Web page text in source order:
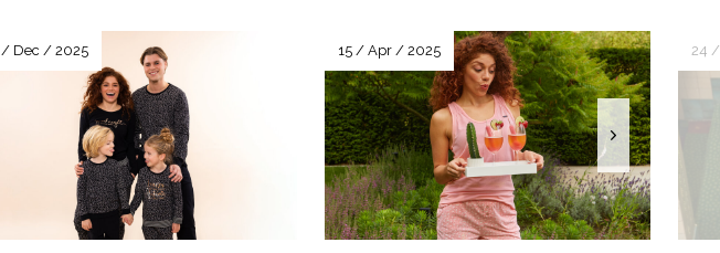
/ Dec / 2025 15 / Apr / 2025 24